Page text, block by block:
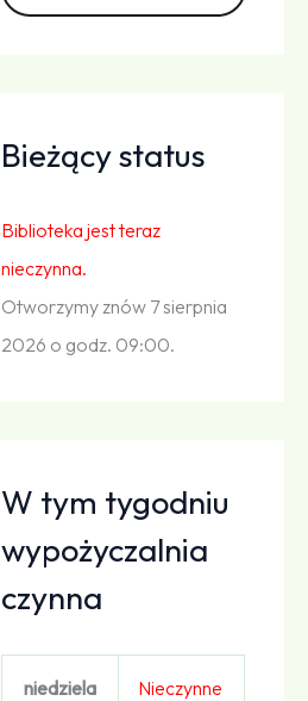
Bieżący status
Biblioteka jest teraz
nieczynna.
Otworzymy znów 7 sierpnia
2026 o godz. 09:00.
W tym tygodniu
wypożyczalnia
czynna
niedziela Nieczynne